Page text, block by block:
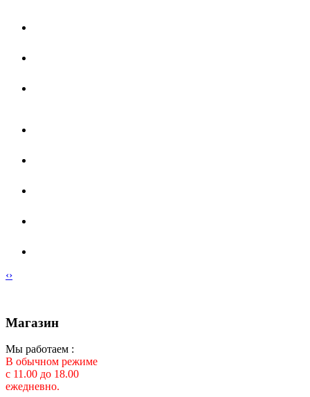
‹›
Магазин
Мы работаем :
В обычном режиме
с 11.00 до 18.00
ежедневно.